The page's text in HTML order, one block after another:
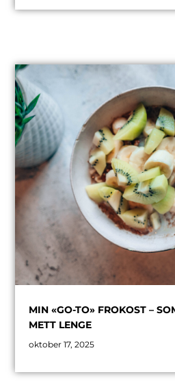
MIN «GO-TO» FROKOST –
METT LENGE
oktober 17, 2025